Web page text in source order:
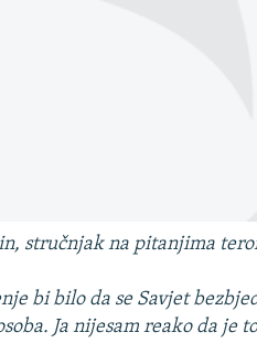
stručnjak na pitanjima
bi bilo da se Savjet
Ja nijesam reako da je